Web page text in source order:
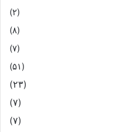
(۲)
(۸)
(۷)
(۵۱)
(۲۳)
(۷)
(۷)